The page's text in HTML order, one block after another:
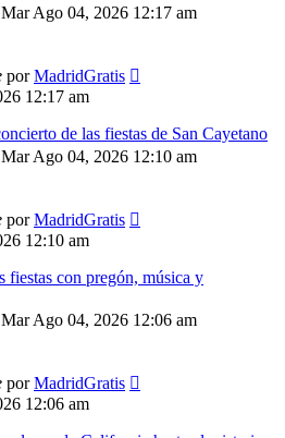
Mar Ago 04, 2026 12:17 am
porMadridGratis
12:17 am
de las fiestas de San Cayetano
Mar Ago 04, 2026 12:10 am
porMadridGratis
12:10 am
fiestas con pregón, música y
Mar Ago 04, 2026 12:06 am
porMadridGratis
12:06 am